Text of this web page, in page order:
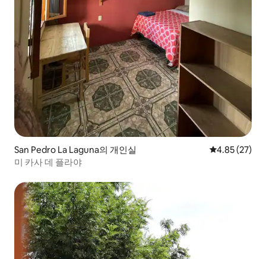
San Pedro La Laguna의 개인실 평점 4.85점(5
4.85 (27)
미 카사 데 플라야